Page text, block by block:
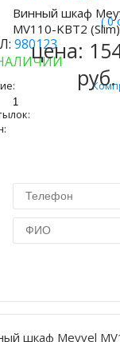
( 0
980123
Винный шкаф
MV110-KBT2 (Slim)
цена:
руб.